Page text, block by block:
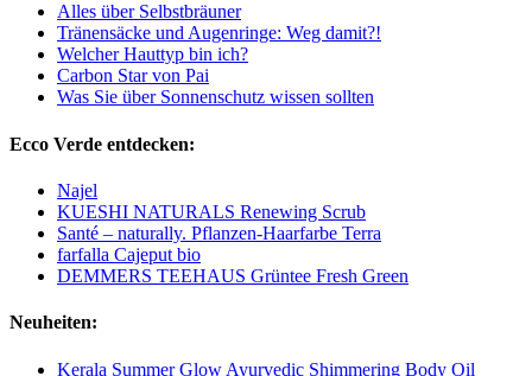
Alles über Selbstbräuner
Tränensäcke und Augenringe: Weg damit?!
Welcher Hauttyp bin ich?
Carbon Star von Pai
Was Sie über Sonnenschutz wissen sollten
Ecco Verde entdecken:
Najel
KUESHI NATURALS Renewing Scrub
Santé – naturally. Pflanzen-Haarfarbe Terra
farfalla Cajeput bio
DEMMERS TEEHAUS Grüntee Fresh Green
Neuheiten:
Kerala Summer Glow Ayurvedic Shimmering Body Oil